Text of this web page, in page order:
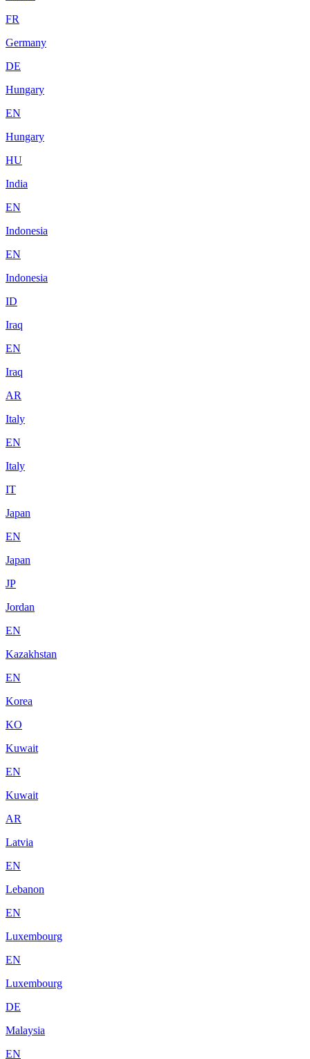
FR
Germany
DE
Hungary
EN
Hungary
HU
India
EN
Indonesia
EN
Indonesia
ID
Iraq
EN
Iraq
AR
Italy
EN
Italy
IT
Japan
EN
Japan
JP
Jordan
EN
Kazakhstan
EN
Korea
KO
Kuwait
EN
Kuwait
AR
Latvia
EN
Lebanon
EN
Luxembourg
EN
Luxembourg
DE
Malaysia
EN